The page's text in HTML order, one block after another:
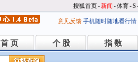
搜狐首页-新闻 -体育-S
意见反馈 手机随时随地看行情
首 页
首 页 个 股
个 股 指 数
指 数